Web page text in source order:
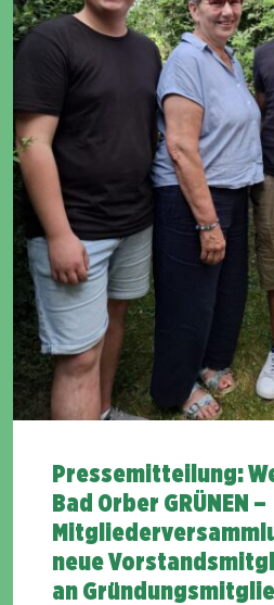
Pressemitteilung:
Bad Orber GRÜNEN –
neue
an